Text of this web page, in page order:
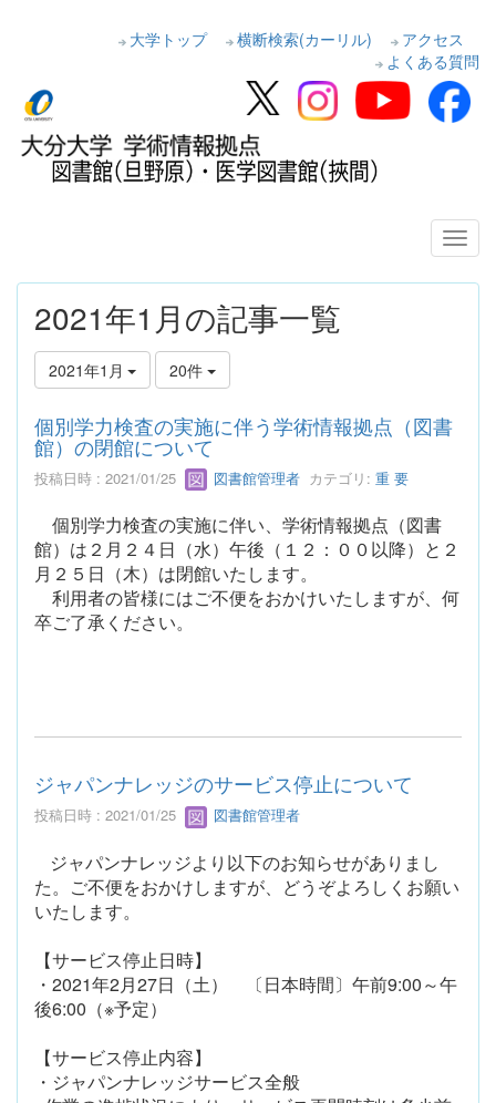
大学トップ 横断検索(カーリル)
アクセス
よくある質問
2021年1月の記事一覧
2021年1月 20件
個別学力検査の実施に伴う学術情報拠点（図書
館）の閉館について
投稿日時 : 2021/01/25 図書館管理者 カテゴリ: 重 要
個別学力検査の実施に伴い、学術情報拠点（図書
館）は２月２４日（水）午後（１２：００以降）と２
月２５日（木）は閉館いたします。
利用者の皆様にはご不便をおかけいたしますが、何
卒ご了承ください。
ジャパンナレッジのサービス停止について
投稿日時 : 2021/01/25 図書館管理者
ジャパンナレッジより以下のお知らせがありまし
た。ご不便をおかけしますが、どうぞよろしくお願い
いたします。
【サービス停止日時】
・2021年2月27日（土） 〔日本時間〕午前9:00～午
後6:00（※予定）
【サービス停止内容】
・ジャパンナレッジサービス全般